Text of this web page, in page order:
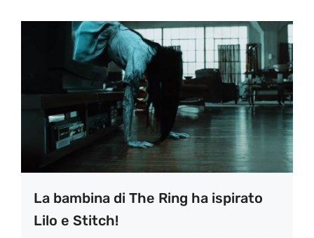
La bambina di The Ring ha ispirato
Lilo e Stitch!